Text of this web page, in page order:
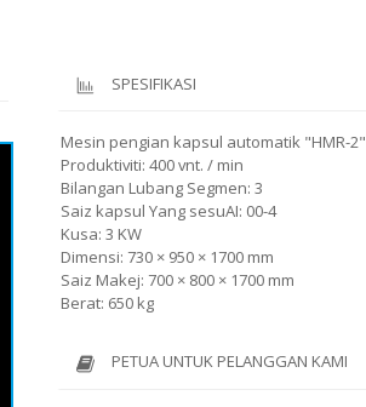
SPESIFIKASI
Mesin pengian kapsul automatik "HMR-2"
Produktiviti: 400 vnt. / min
Bilangan Lubang Segmen: 3
Saiz kapsul Yang sesuAI: 00-4
Kusa: 3 KW
Dimensi: 730 × 950 × 1700 mm
Saiz Makej: 700 × 800 × 1700 mm
Berat: 650 kg
PETUA UNTUK PELANGGAN KAMI